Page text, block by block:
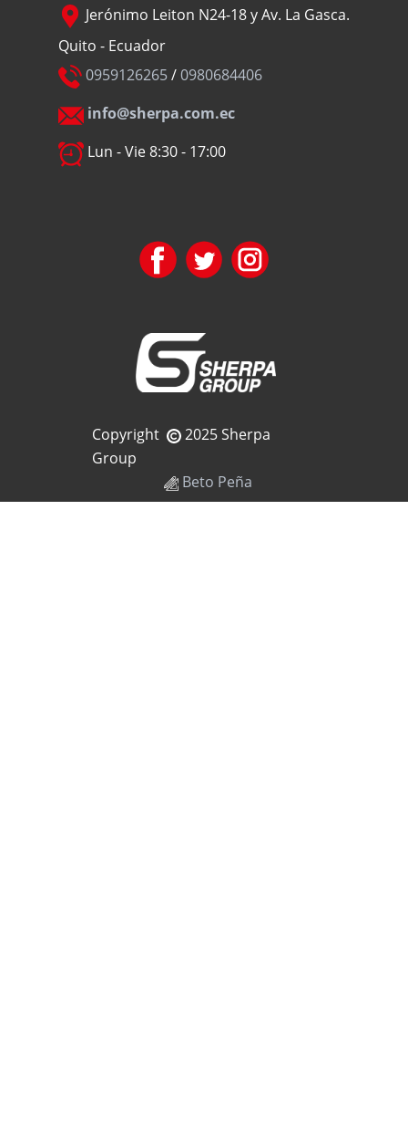
Jerónimo Leiton N24-18 y Av. La Gasca.
Quito - Ecuador
0959126265/0980684406
info@sherpa.com.ec
Lun - Vie 8:30 - 17:00
Copyright
2025 Sherpa
Group
Beto Peña